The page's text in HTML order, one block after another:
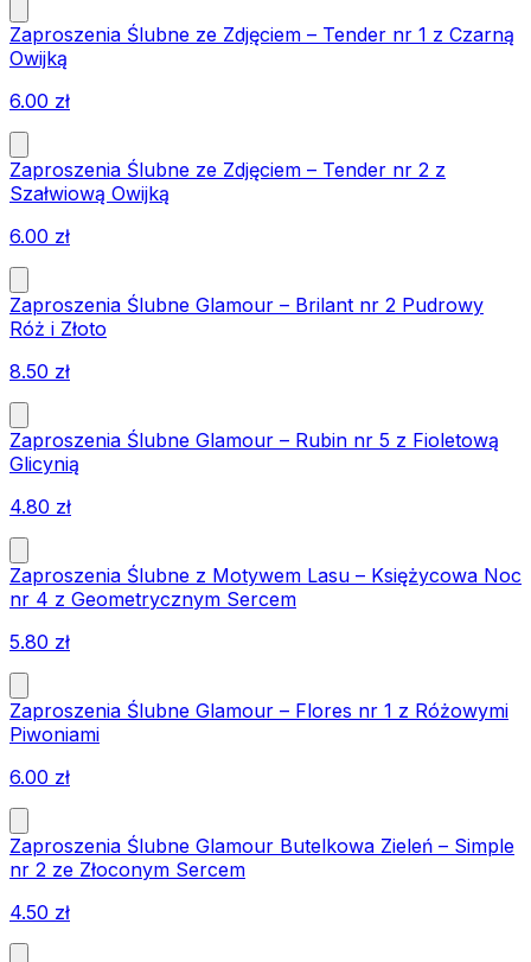
Zaproszenia Ślubne ze Zdjęciem – Tender nr 1 z Czarną
Owijką
6.00 zł
Zaproszenia Ślubne ze Zdjęciem – Tender nr 2 z
Szałwiową Owijką
6.00 zł
Zaproszenia Ślubne Glamour – Brilant nr 2 Pudrowy
Róż i Złoto
8.50 zł
Zaproszenia Ślubne Glamour – Rubin nr 5 z Fioletową
Glicynią
4.80 zł
Zaproszenia Ślubne z Motywem Lasu – Księżycowa Noc
nr 4 z Geometrycznym Sercem
5.80 zł
Zaproszenia Ślubne Glamour – Flores nr 1 z Różowymi
Piwoniami
6.00 zł
Zaproszenia Ślubne Glamour Butelkowa Zieleń – Simple
nr 2 ze Złoconym Sercem
4.50 zł